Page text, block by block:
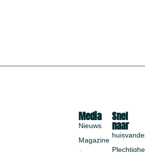
Snel
naar
Media
Nieuws
Magazine